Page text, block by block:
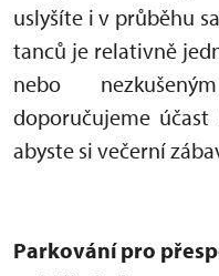
uslyšíte i v průběhu
tanců je relativně
nebo
doporučujeme
abyste si večerní
Parkování pro